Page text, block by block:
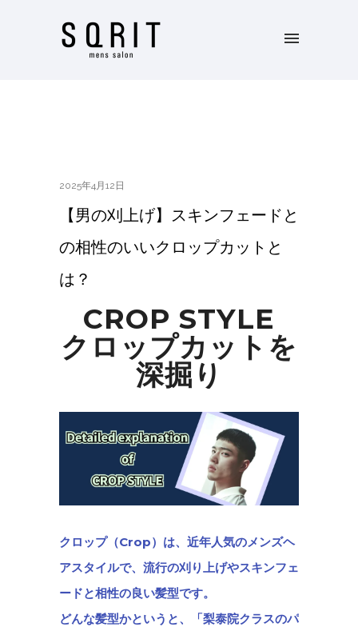
2025年4月12日
【男の刈上げ】スキンフェードと
の相性のいいクロップカットと
は？
CROP STYLE
クロップカットを
深掘り
クロップ（Crop）は、近年人気のメンズヘ
アスタイルで、流行の刈り上げやスキンフェ
ードと相性の良い髪型です。
どんな髪型かというと、「梨泰院クラスのパ